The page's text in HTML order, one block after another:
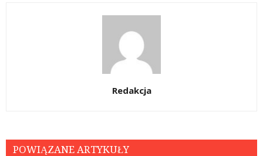
Redakcja
POWIĄZANE ARTYKUŁY